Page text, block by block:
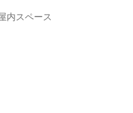
均評価
内スペース